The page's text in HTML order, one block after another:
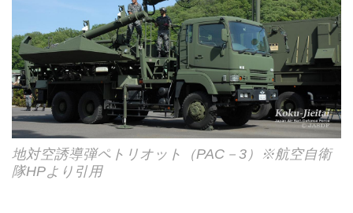
地対空誘導弾ペトリオット（PAC－3）※航空自衛
隊HPより引用